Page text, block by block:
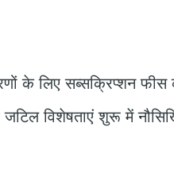
के लिए सब्सक्रिप्शन फीस
विशेषताएं शुरू में